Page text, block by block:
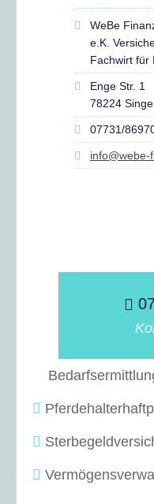
WeBe
e.K.
Fachwirt für
Enge Str. 1
78224
07731/
info@webe-